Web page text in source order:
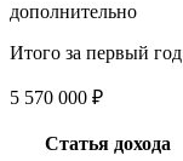
дополнительно
Итого за первый год
5 570 000 ₽
Статья дохода